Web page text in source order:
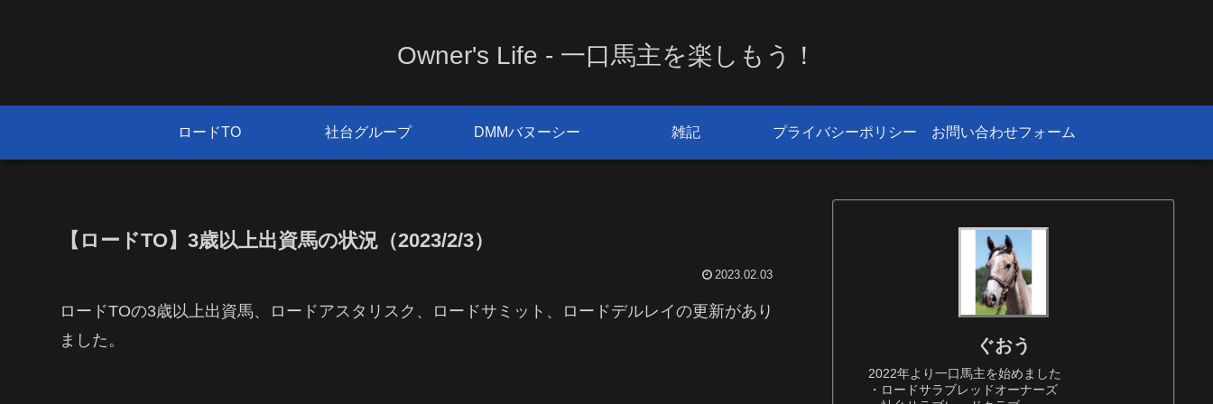
Owner's Life - 一口馬主を楽しもう！
ロードTO 社台グループ DMMバヌーシー 雑記 プライバシーポリシー お問い合わせフォーム
【ロードTO】3歳以上出資馬の状況（2023/2/3）
2023.02.03
ロードTOの3歳以上出資馬、ロードアスタリスク、ロードサミット、ロードデルレイの更新があり
ました。
ぐおう
2022年より一口馬主を始めました
・ロードサラブレッドオーナーズ